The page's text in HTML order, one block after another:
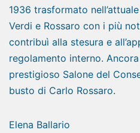
1936 trasformato
Verdi e Rossaro con i più
contribuì alla stesura e
regolamento interno.
prestigioso Salone del
busto di Carlo Rossaro.
Elena Ballario